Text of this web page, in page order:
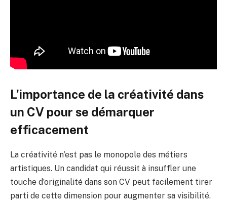
L’importance de la créativité dans
un CV pour se démarquer
efficacement
La créativité n’est pas le monopole des métiers
artistiques. Un candidat qui réussit à insuffler une
touche d’originalité dans son CV peut facilement tirer
parti de cette dimension pour augmenter sa visibilité.